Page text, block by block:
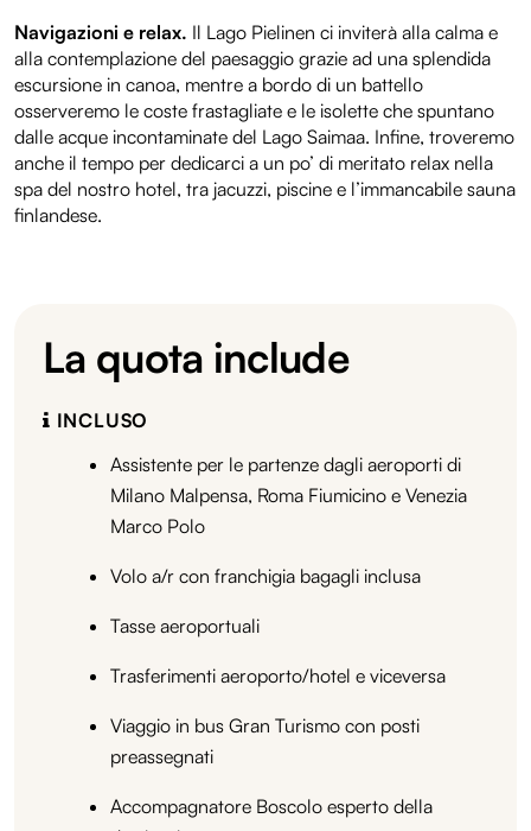
Navigazioni e relax. Il Lago Pielinen ci inviterà alla calma e
alla contemplazione del paesaggio grazie ad una splendida
escursione in canoa, mentre a bordo di un battello
osserveremo le coste frastagliate e le isolette che spuntano
dalle acque incontaminate del Lago Saimaa. Infine, troveremo
anche il tempo per dedicarci a un po’ di meritato relax nella
spa del nostro hotel, tra jacuzzi, piscine e l’immancabile sauna
finlandese.
La quota include
INCLUSO
Assistente per le partenze dagli aeroporti di
Milano Malpensa, Roma Fiumicino e Venezia
Marco Polo
Volo a/r con franchigia bagagli inclusa
Tasse aeroportuali
Trasferimenti aeroporto/hotel e viceversa
Viaggio in bus Gran Turismo con posti
preassegnati
Accompagnatore Boscolo esperto della